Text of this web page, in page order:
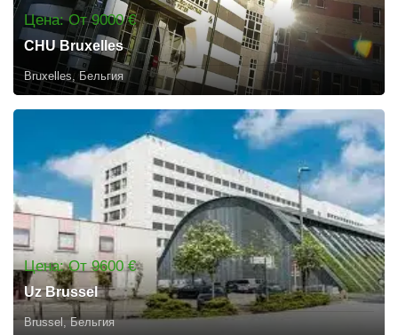
Цена: От 9000 €
CHU Bruxelles
Bruxelles, Бельгия
Цена: От 9600 €
Uz Brussel
Brussel, Бельгия